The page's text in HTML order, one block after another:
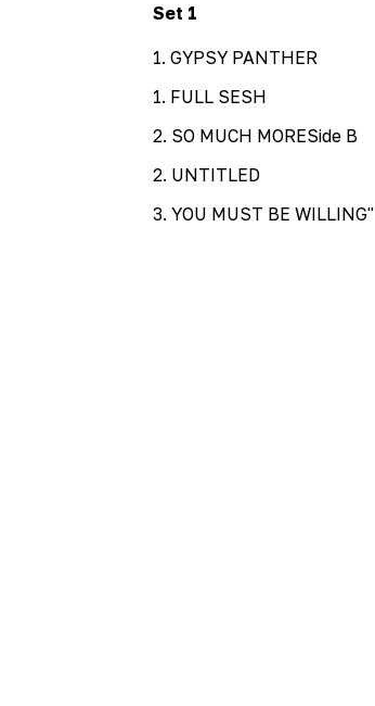
Set 1
1. GYPSY PANTHER
1. FULL SESH
2. SO MUCH MORESide B
2. UNTITLED
3. YOU MUST BE WILLING"